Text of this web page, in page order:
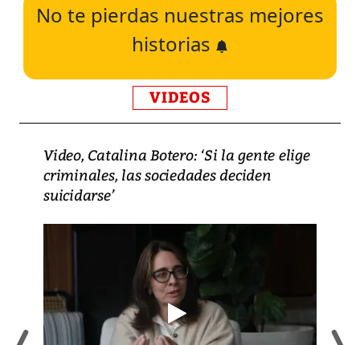
No te pierdas nuestras mejores
historias
VIDEOS
Video, Catalina Botero: ‘Si la gente elige
criminales, las sociedades deciden
suicidarse’